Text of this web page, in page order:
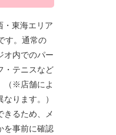
・東海エリア
す。通常の
オ内でのパー
・テニスなど
（※店舗によ
ります。）
きるため、メ
を事前に確認